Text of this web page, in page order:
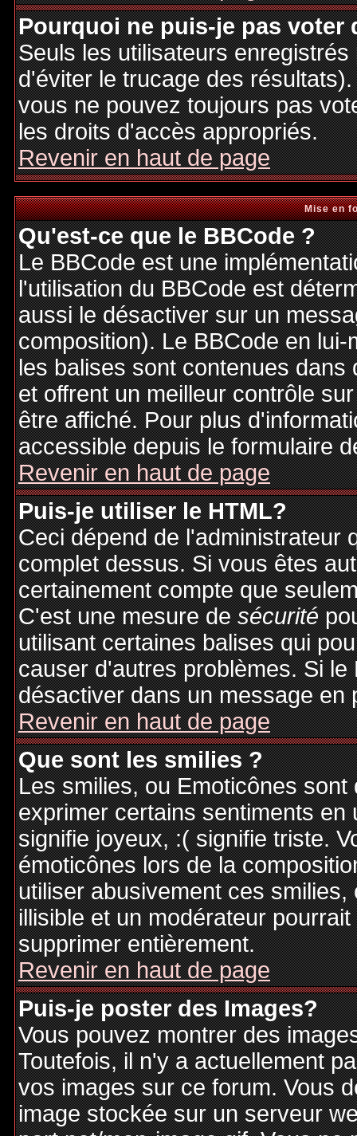
Pourquoi ne puis-je pas voter
Seuls les utilisateurs
d'éviter le trucage des
vous ne pouvez toujours pas
les droits d'accès appropriés.
Revenir en haut de page
Mise en
Qu'est-ce que le BBCode ?
Le BBCode est une
l'utilisation du BBCode est
aussi le désactiver sur un
composition). Le BBCode en
les balises sont contenues
et offrent un meilleur contrôle
être affiché. Pour plus
accessible depuis le formulaire
Revenir en haut de page
Puis-je utiliser le HTML?
Ceci dépend de l'administrateur
complet dessus. Si vous êtes
certainement compte que
C'est une mesure desécurité
utilisant certaines balises qui
causer d'autres problèmes. Si
désactiver dans un message en
Revenir en haut de page
Que sont les smilies ?
Les smilies, ou Emoticônes
exprimer certains sentiments
signifie joyeux, :( signifie triste.
émoticônes lors de la
utiliser abusivement ces
illisible et un modérateur
supprimer entièrement.
Revenir en haut de page
Puis-je poster des Images?
Vous pouvez montrer des
Toutefois, il n'y a actuellement
vos images sur ce forum. Vous
image stockée sur un serveur